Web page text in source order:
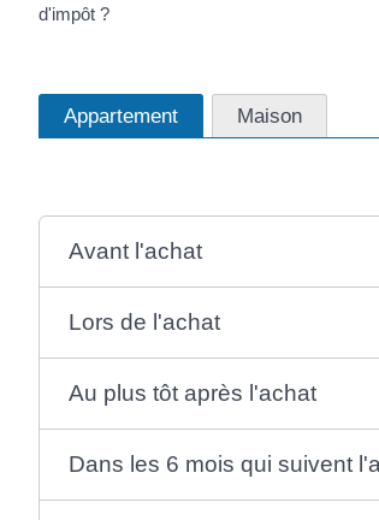
d'impôt ?
Appartement Maison
Avant l'achat
Lors de l'achat
Au plus tôt après l'achat
Dans les 6 mois qui suivent